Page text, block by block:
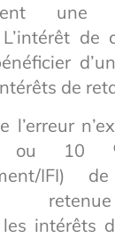
une
de
de
l’erreur
ou 10
IFI)
intérêts